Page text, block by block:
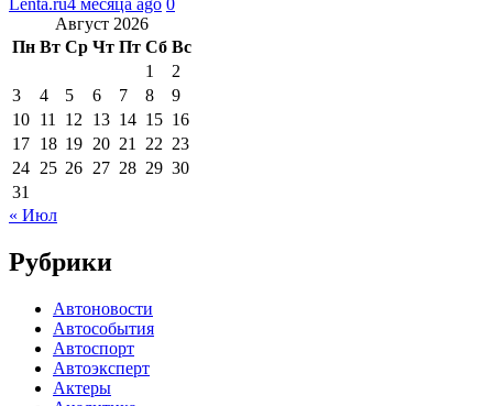
Август 2026
Пн Вт Ср Чт Пт Сб Вс
1
2
3
4 5 6 7 8
9
10 11 12 13 14 15 16
17 18 19 20 21 22 23
24 25 26 27 28 29 30
31
« Июл
Рубрики
Автоновости
Автособытия
Автоспорт
Автоэксперт
Актеры